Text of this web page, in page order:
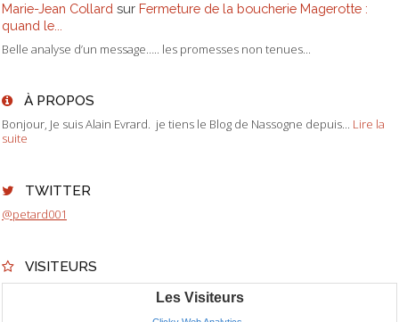
Marie-Jean Collard sur Fermeture de la boucherie Magerotte :
quand le...
Belle analyse d’un message….. les promesses non tenues...
À PROPOS
Bonjour, Je suis Alain Evrard. je tiens le Blog de Nassogne depuis... Lire la
suite
TWITTER
@petard001
VISITEURS